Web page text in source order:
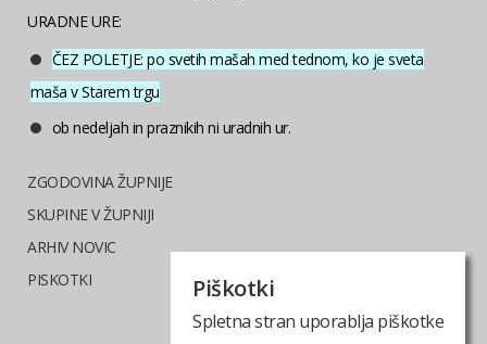
Piškotki
Spletna stran uporablja piškotke
URADNE URE:
ČEZ POLETJE: po svetih mašah med tednom, ko je sveta
maša v Starem trgu
ob nedeljah in praznikih ni uradnih ur.
ZGODOVINA ŽUPNIJE
SKUPINE V ŽUPNIJI
ARHIV NOVIC
PISKOTKI